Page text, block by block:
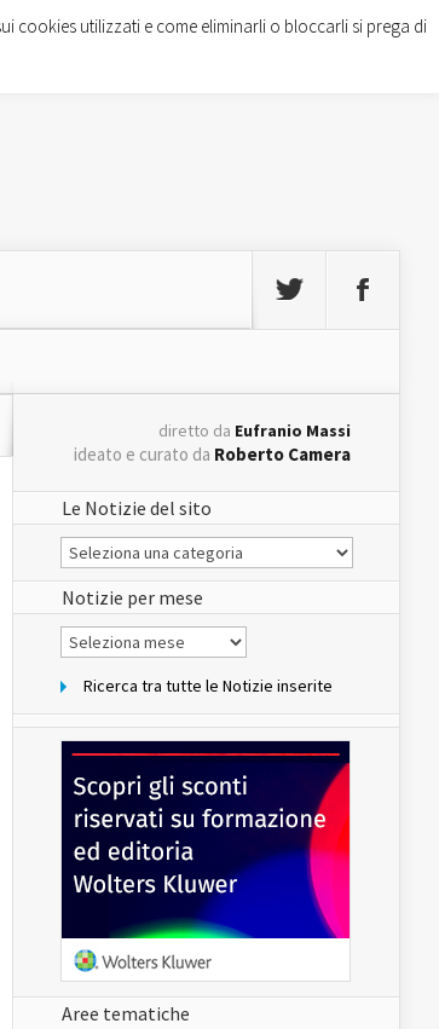
diretto da Eufranio Massi
ideato e curato da Roberto Camera
Le Notizie del sito
Le
Notizie
del
sito
Notizie per mese
Notizie
per
Ricerca tra tutte le Notizie inserite
Aree tematiche
cookies utilizzati e come eliminarli o bloccarli si prega di